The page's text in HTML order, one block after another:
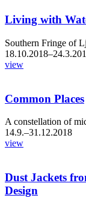
Living with
Southern Fringe of
view
Common Places
A constellation of
14.9.–31.12.2018
view
Dust Jackets
Design